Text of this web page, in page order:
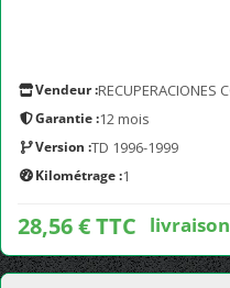
Vendeur :RECUPERACIONES
Garantie :12 mois
Version :TD 1996-1999
Kilométrage :1
28,56 € TTC